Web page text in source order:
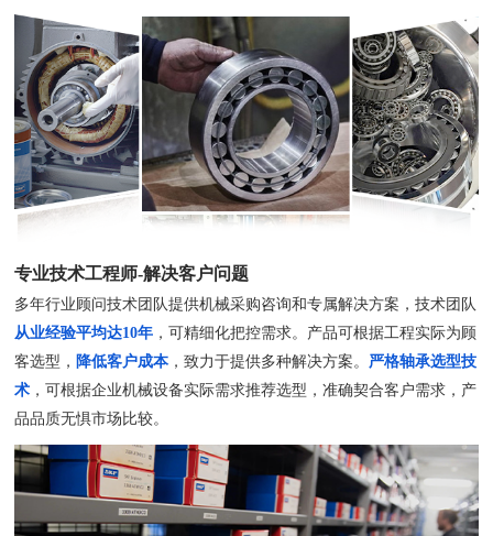
专业技术工程师-解决客户问题
多年行业顾问技术团队提供机械采购咨询和专属解决方案，技术团队
从业经验平均达10年 ，可精细化把控需求。产品可根据工程实际为顾
客选型， 降低客户成本，致力于提供多种解决方案。 严格轴承选型技
术 ，可根据企业机械设备实际需求推荐选型，准确契合客户需求，产
品品质无惧市场比较。